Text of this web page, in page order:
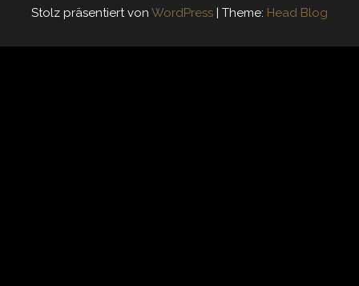
Stolz präsentiert von WordPress | Theme: Head Blog